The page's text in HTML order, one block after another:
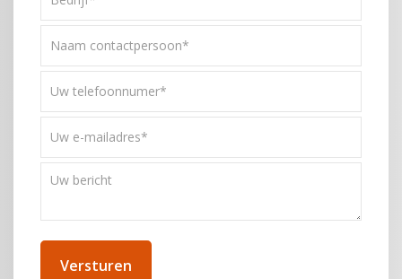
contactpersoon*
*
telefoonnummer
*
mailadres
bericht